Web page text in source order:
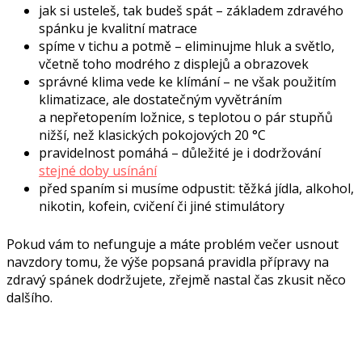
jak si usteleš, tak budeš spát – základem zdravého
spánku je kvalitní matrace
spíme v tichu a potmě – eliminujme hluk a světlo,
včetně toho modrého z displejů a obrazovek
správné klima vede ke klímání – ne však použitím
klimatizace, ale dostatečným vyvětráním
a nepřetopením ložnice, s teplotou o pár stupňů
nižší, než klasických pokojových 20 °C
pravidelnost pomáhá – důležité je i dodržování
stejné doby usínání
před spaním si musíme odpustit: těžká jídla, alkohol,
nikotin, kofein, cvičení či jiné stimulátory
Pokud vám to nefunguje a máte problém večer usnout
navzdory tomu, že výše popsaná pravidla přípravy na
zdravý spánek dodržujete, zřejmě nastal čas zkusit něco
dalšího.